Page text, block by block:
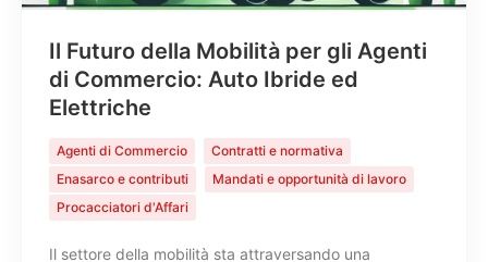
Il Futuro della Mobilità per gli Agenti
di Commercio: Auto Ibride ed
Elettriche
Agenti di Commercio
Contratti e normativa
Enasarco e contributi
Mandati e opportunità di lavoro
Procacciatori d'Affari
Il settore della mobilità sta attraversando una